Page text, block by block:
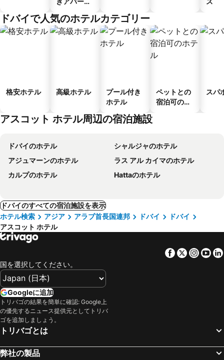
ドバイで人気のホテルカテゴリー
格安ホテル 高級ホテル
プール付き
ホテル
ペットとの
宿泊可のホ
スパ
アスコット ホテル周辺の宿泊施設
ドバイのホテル
シャルジャのホテル
アジュマーンのホテル
ラス アル カイマのホテル
カルプのホテル
Hattaのホテル
ドバイのすべての宿泊施設を表示
ホテル検索
アジア アラブ首長国連邦 ドバイ
ドバイ
アスコット ホテル
Facebook
Twitter
国を選択してください。
Googleに追加
トリバゴの結果を簡単に確認: Google上
の優先するニュース提供元としてトリバ
ゴを追加しましょう。
トリバゴとは
弊社の製品